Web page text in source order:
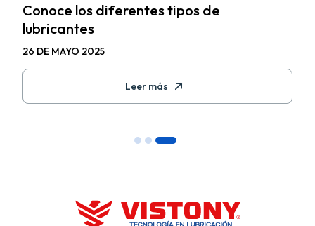
Conoce los diferentes tipos de
lubricantes
26 DE MAYO 2025
Leer más